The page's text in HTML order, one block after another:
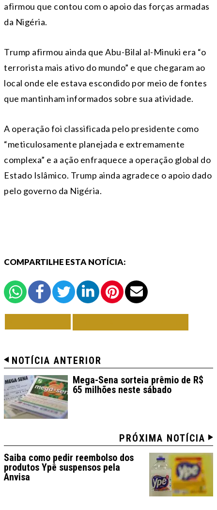
afirmou que contou com o apoio das forças armadas
da Nigéria.
Trump afirmou ainda que Abu-Bilal al-Minuki era “o
terrorista mais ativo do mundo” e que chegaram ao
local onde ele estava escondido por meio de fontes
que mantinham informados sobre sua atividade.
A operação foi classificada pelo presidente como
“meticulosamente planejada e extremamente
complexa” e a ação enfraquece a operação global do
Estado Islâmico. Trump ainda agradece o apoio dado
pelo governo da Nigéria.
COMPARTILHE ESTA NOTÍCIA:
NOTÍCIA ANTERIOR
Mega-Sena sorteia prêmio de R$
65 milhões neste sábado
PRÓXIMA NOTÍCIA
Saiba como pedir reembolso dos
produtos Ypê suspensos pela
Anvisa